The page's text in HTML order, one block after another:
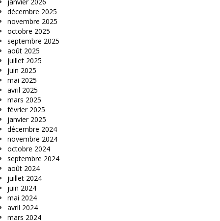
décembre 2025
novembre 2025
octobre 2025
septembre 2025
août 2025
juillet 2025
juin 2025
mai 2025
avril 2025
mars 2025
février 2025
janvier 2025
décembre 2024
novembre 2024
octobre 2024
septembre 2024
août 2024
juillet 2024
juin 2024
mai 2024
avril 2024
mars 2024